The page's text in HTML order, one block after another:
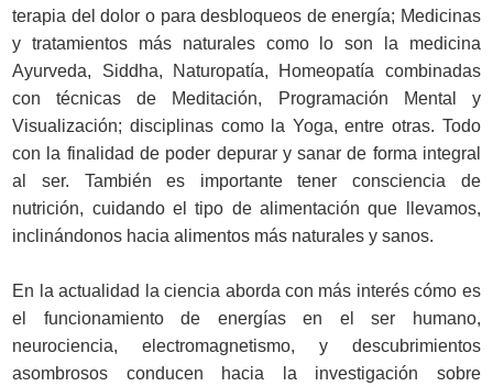
terapia del dolor o para desbloqueos de energía; Medicinas
y tratamientos más naturales como lo son la medicina
Ayurveda, Siddha, Naturopatía, Homeopatía combinadas
con técnicas de Meditación, Programación Mental y
Visualización; disciplinas como la Yoga, entre otras. Todo
con la finalidad de poder depurar y sanar de forma integral
al ser. También es importante tener consciencia de
nutrición, cuidando el tipo de alimentación que llevamos,
inclinándonos hacia alimentos más naturales y sanos.
En la actualidad la ciencia aborda con más interés cómo es
el funcionamiento de energías en el ser humano,
neurociencia, electromagnetismo, y descubrimientos
asombrosos conducen hacia la investigación sobre